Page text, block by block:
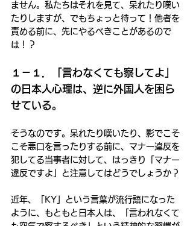
ません。私たちはそれを見て、呆れたり嘆い
たりしますが、でもちょっと待って！他者を
責める前に、先にやるべきことがあるので
は！？
１－１．「言わなくても察してよ」
の日本人心理は、逆に外国人を困ら
せている。
そうなのです。呆れたり嘆いたり、影でこそ
こそ悪口を言ったりする前に、マナー違反を
犯してる当事者に対して、はっきり「マナー
違反ですよ」と注意してはどうでしょうか？
近年、「KY」という言葉が流行語になった
ように、もともと日本人は、「言われなくて